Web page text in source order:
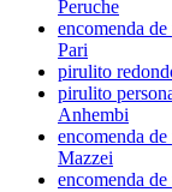
Peruche
encomenda
Pari
pirulito
pirulito
Anhembi
encomenda
Mazzei
encomenda